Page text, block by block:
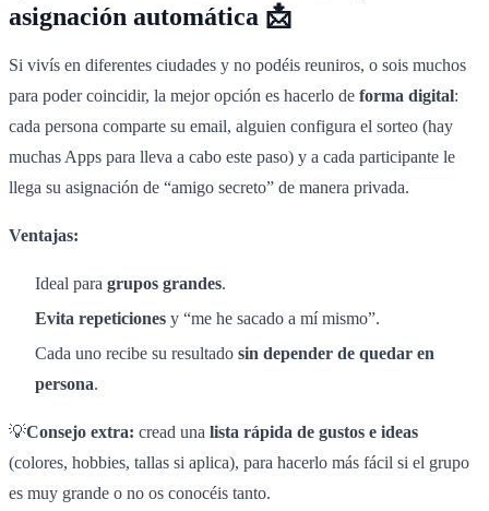
asignación automática 📩
Si vivís en diferentes ciudades y no podéis reuniros, o sois muchos
para poder coincidir, la mejor opción es hacerlo de forma digital:
cada persona comparte su email, alguien configura el sorteo (hay
muchas Apps para lleva a cabo este paso) y a cada participante le
llega su asignación de “amigo secreto” de manera privada.
Ventajas:
Ideal para grupos grandes.
Evita repeticiones y “me he sacado a mí mismo”.
Cada uno recibe su resultado sin depender de quedar en
persona.
💡Consejo extra: cread una lista rápida de gustos e ideas
(colores, hobbies, tallas si aplica), para hacerlo más fácil si el grupo
es muy grande o no os conocéis tanto.